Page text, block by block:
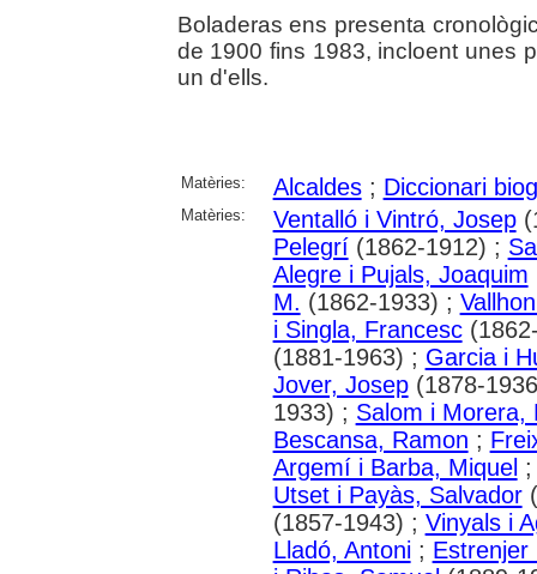
Boladeras ens presenta
de 1900 fins 1983, incloent unes
un d'ells.
Matèries: Alcaldes; Diccionari
Matèries: Ventalló i Vintró, Josep
Pelegrí(1862-1912) ;
Alegre i Pujals, Joaquim
M. (1862-1933) ;
i Singla, Francesc
(1881-1963) ; Garcia i
Jover, Josep(1878-
1933) ; Salom i Morera,
Bescansa, Ramon ;
Argemí i Barba, Miquel
Utset i Payàs, Salvador
(1857-1943) ; Vinyals i
Lladó, Antoni; Estrenjer